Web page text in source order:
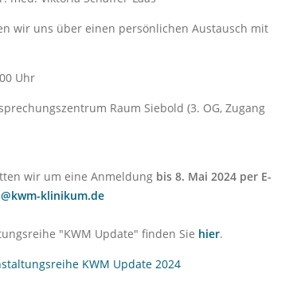
wir uns über einen persönlichen Austausch mit
Uhr
Raum Siebold (3. OG, Zugang
wir um eine Anmeldung bis 8. Mai 2024 per E-
klinikum.de
"KWM Update" finden Sie hier.
KWM Update 2024